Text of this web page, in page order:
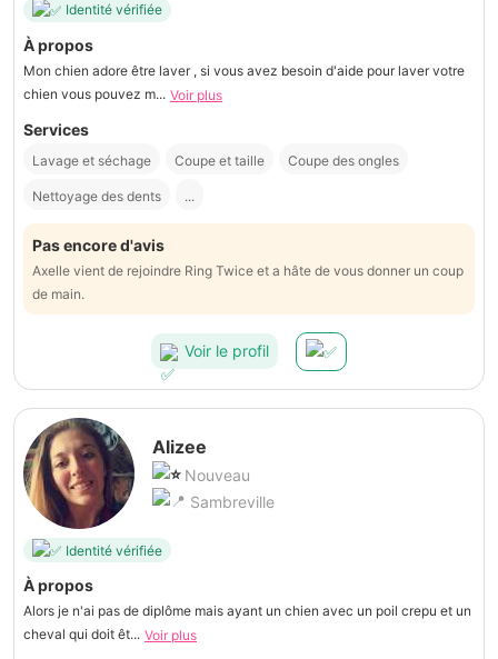
Identité vérifiée
À propos
Mon chien adore être laver , si vous avez besoin d'aide pour laver votre
chien vous pouvez m... Voir plus
Services
Lavage et séchage Coupe et taille Coupe des ongles
Nettoyage des dents ...
Pas encore d'avis
Axelle vient de rejoindre Ring Twice et a hâte de vous donner un coup
de main.
Voir le profil
Alizee
Nouveau
Sambreville
Identité vérifiée
À propos
Alors je n'ai pas de diplôme mais ayant un chien avec un poil crepu et un
cheval qui doit êt... Voir plus